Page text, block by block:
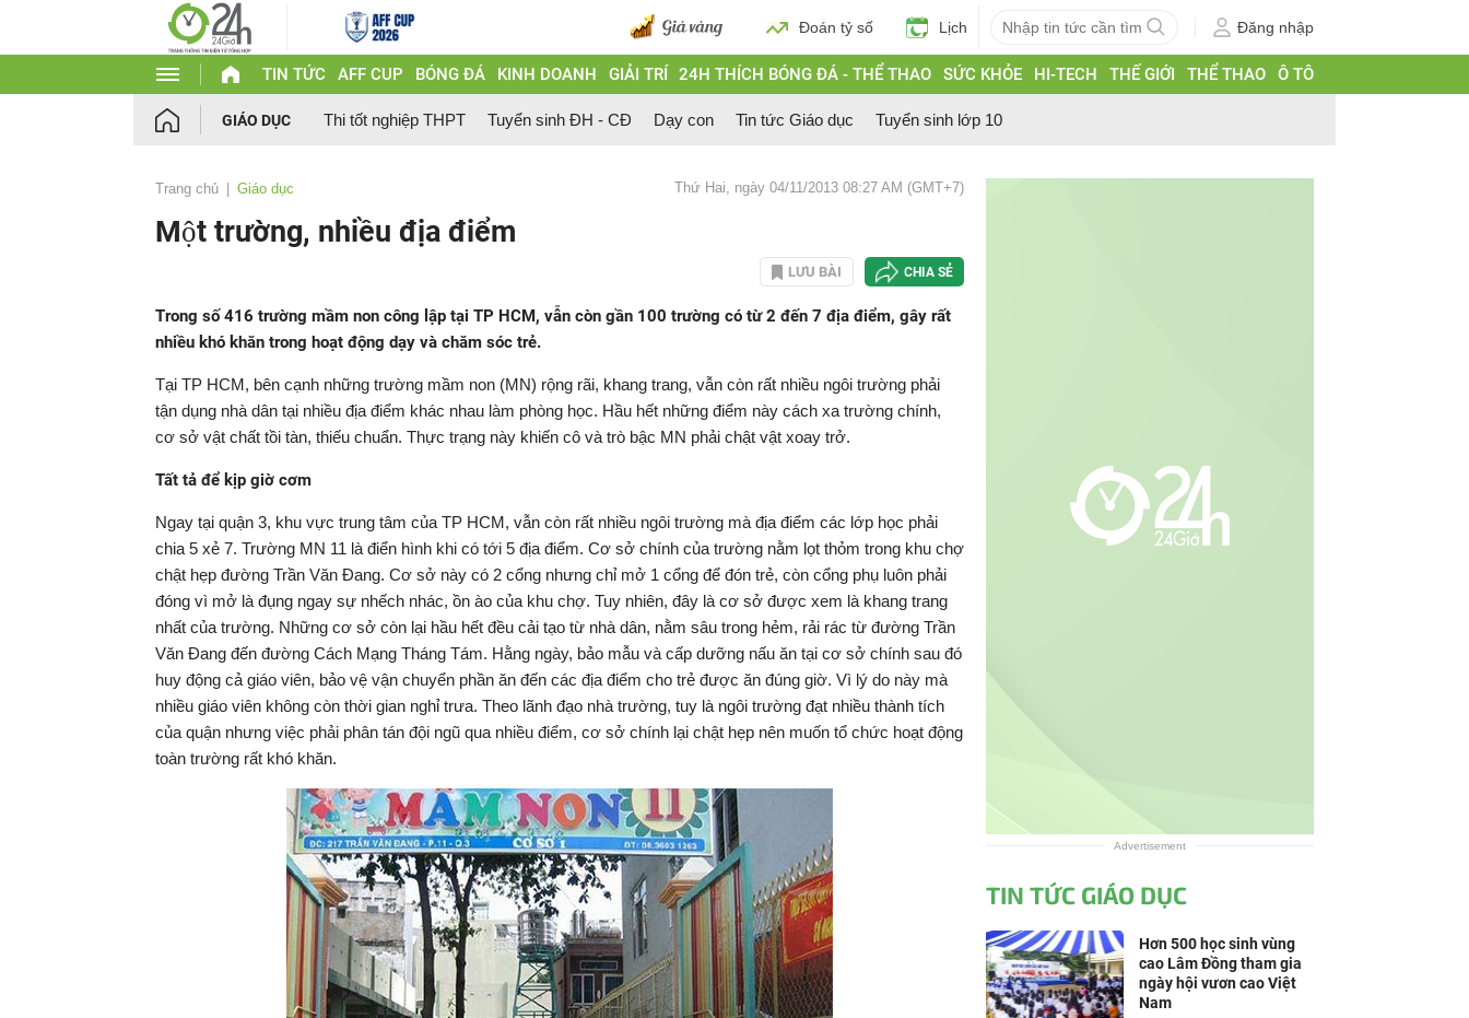
Đoán tỷ số Lịch Đăng nhập
TIN TỨC AFF CUP BÓNG ĐÁ KINH DOANH GIẢI TRÍ 24H THÍCH BÓNG ĐÁ - THỂ THAO SỨC KHỎE HI-TECH THẾ GIỚI THỂ THAO Ô TÔ
GIÁO DỤC Thi tốt nghiệp THPT Tuyển sinh ĐH - CĐ Dạy con Tin tức Giáo dục Tuyển sinh lớp 10
Trang chủ Giáo dục Thứ Hai, ngày 04/11/2013 08:27 AM (GMT+7)
Một trường, nhiều địa điểm
LƯU BÀI CHIA SẺ
Trong số 416 trường mầm non công lập tại TP HCM, vẫn còn gần 100 trường có từ 2 đến 7 địa điểm, gây rất
nhiều khó khăn trong hoạt động dạy và chăm sóc trẻ.
Tại TP HCM, bên cạnh những trường mầm non (MN) rộng rãi, khang trang, vẫn còn rất nhiều ngôi trường phải
tận dụng nhà dân tại nhiều địa điểm khác nhau làm phòng học. Hầu hết những điểm này cách xa trường chính,
cơ sở vật chất tồi tàn, thiếu chuẩn. Thực trạng này khiến cô và trò bậc MN phải chật vật xoay trở.
Tất tả để kịp giờ cơm
Ngay tại quận 3, khu vực trung tâm của TP HCM, vẫn còn rất nhiều ngôi trường mà địa điểm các lớp học phải
chia 5 xẻ 7. Trường MN 11 là điển hình khi có tới 5 địa điểm. Cơ sở chính của trường nằm lọt thỏm trong khu chợ
chật hẹp đường Trần Văn Đang. Cơ sở này có 2 cổng nhưng chỉ mở 1 cổng để đón trẻ, còn cổng phụ luôn phải
đóng vì mở là đụng ngay sự nhếch nhác, ồn ào của khu chợ. Tuy nhiên, đây là cơ sở được xem là khang trang
nhất của trường. Những cơ sở còn lại hầu hết đều cải tạo từ nhà dân, nằm sâu trong hẻm, rải rác từ đường Trần
Văn Đang đến đường Cách Mạng Tháng Tám. Hằng ngày, bảo mẫu và cấp dưỡng nấu ăn tại cơ sở chính sau đó
huy động cả giáo viên, bảo vệ vận chuyển phần ăn đến các địa điểm cho trẻ được ăn đúng giờ. Vì lý do này mà
nhiều giáo viên không còn thời gian nghỉ trưa. Theo lãnh đạo nhà trường, tuy là ngôi trường đạt nhiều thành tích
của quận nhưng việc phải phân tán đội ngũ qua nhiều điểm, cơ sở chính lại chật hẹp nên muốn tổ chức hoạt động
toàn trường rất khó khăn.
Advertisement
TIN TỨC GIÁO DỤC
Hơn 500 học sinh vùng
cao Lâm Đồng tham gia
ngày hội vươn cao Việt
Nam